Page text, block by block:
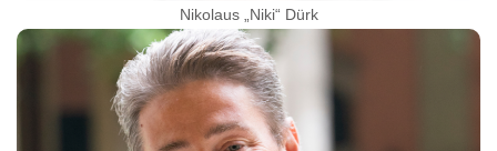
Nikolaus „Niki“ Dürk